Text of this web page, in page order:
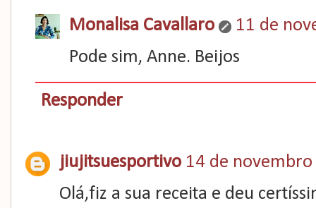
Monalisa Cavallaro
11 de
Pode sim, Anne. Beijos
Responder
jiujitsuesportivo 14 de
Olá,fiz a sua receita e deu